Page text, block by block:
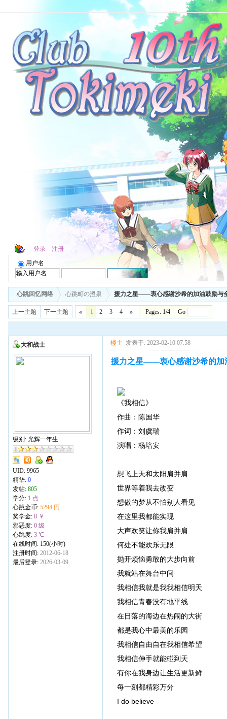
登录 注册
用户名
心跳回忆网络 心跳町の溫泉 援力之星——衷心感谢沙希的加油鼓励与
上一主题 下一主题 « 1 2 3 4 » Pages: 1/4 Go
大和战士
级别: 光辉一年生
UID: 9965
精华: 0
发帖: 805
学分: 1 点
心跳金币: 5294 円
奖学金: 8 ￥
邪恶度: 0 级
心跳度: 3 ℃
在线时间: 150(小时)
注册时间: 2012-06-18
最后登录: 2026-03-09
楼主 发表于: 2023-02-10 07:58
援力之星——衷心感谢沙希的加
《我相信》
作曲：陈国华
作词：刘虞瑞
演唱：杨培安
想飞上天和太阳肩并肩
世界等着我去改变
想做的梦从不怕别人看见
在这里我都能实现
大声欢笑让你我肩并肩
何处不能欢乐无限
抛开烦恼勇敢的大步向前
我就站在舞台中间
我相信我就是我我相信明天
我相信青春没有地平线
在日落的海边在热闹的大街
都是我心中最美的乐园
我相信自由自在我相信希望
我相信伸手就能碰到天
有你在我身边让生活更新鲜
每一刻都精彩万分
I do believe